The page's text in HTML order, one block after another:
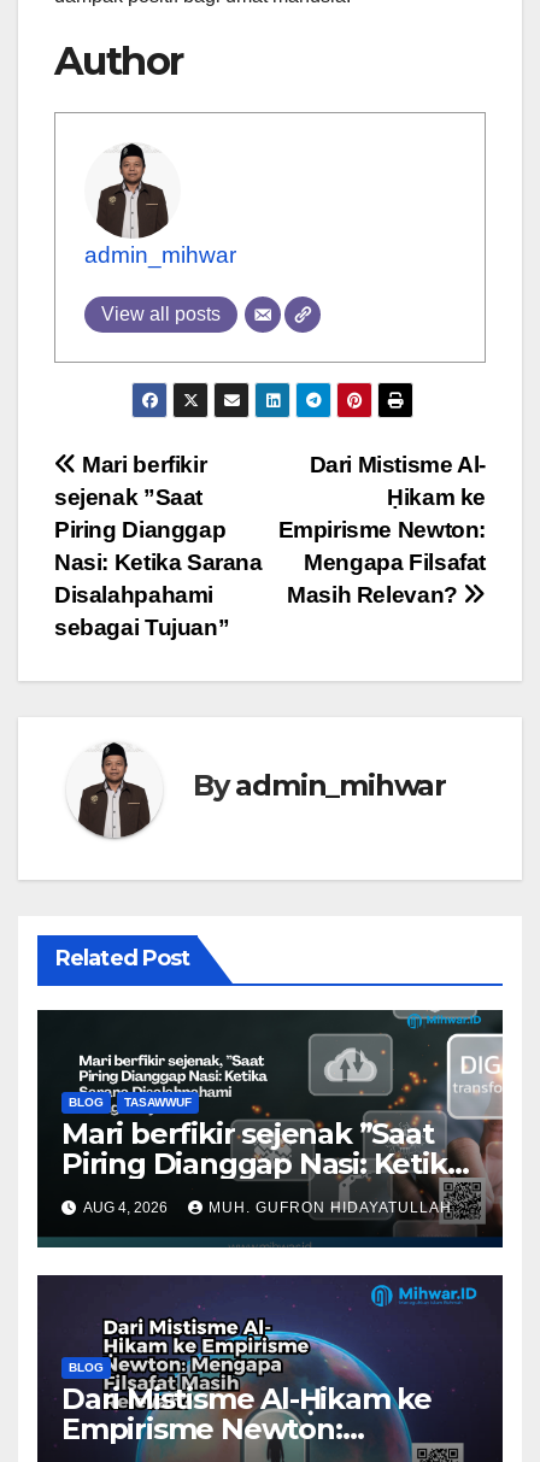
Author
admin_mihwar
View all posts
Post
navigation
Dari Mistisme Al-
Ḥikam ke
Empirisme Newton:
Mengapa Filsafat
Masih Relevan?
Mari berfikir
sejenak ”Saat
Piring Dianggap
Nasi: Ketika Sarana
Disalahpahami
sebagai Tujuan”
Byadmin_mihwar
Related Post
BLOG TASAWWUF
Mari berfikir sejenak ”Saat
Piring Dianggap Nasi: Ketika
Sarana Disalahpahami
sebagai Tujuan”
AUG 4, 2026 MUH. GUFRON HIDAYATULLAH
BLOG
Dari Mistisme Al-Ḥikam ke
Empirisme Newton: